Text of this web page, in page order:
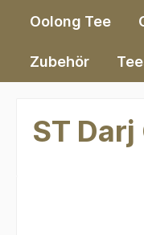
Oolong Tee
Zubehör
ST Darj